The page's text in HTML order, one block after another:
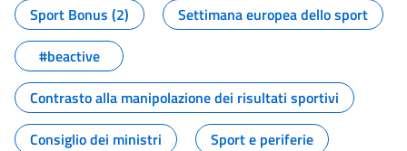
Sport Bonus (2)
Settimana europea dello sport
#beactive
Contrasto alla manipolazione dei risultati sportivi
Consiglio dei ministri
Sport e periferie